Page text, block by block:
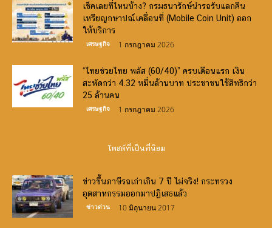
เช็คเลยที่ไหนบ้าง? กรมธนารักษ์นำรถรับแลกคืน
เหรียญกษาปณ์เคลื่อนที่ (Mobile Coin Unit) ออก
ให้บริการ
เศรษฐกิจ 1 กรกฎาคม 2026
“ไทยช่วยไทย พลัส (60/40)” ครบเดือนแรก เงิน
สะพัดกว่า 4.32 หมื่นล้านบาท ประชาชนใช้สิทธิกว่า
25 ล้านคน
เศรษฐกิจ 1 กรกฎาคม 2026
โพสต์ที่เป็นที่นิยม
ข่าวขึ้นภาษีรถเก่าเกิน 7 ปี ไม่จริง! กระทรวง
อุตสาหกรรมออกมาปฏิเสธแล้ว
ข่าวด่วน 10 มิถุนายน 2017